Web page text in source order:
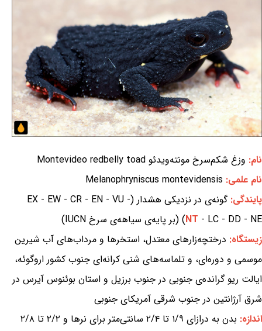
نام: وزغ شکم‌سرخ مونته‌ویدئو Montevideo redbelly toad
نام علمی: Melanophryniscus montevidensis
پایندگی:گونه‌ی در نزدیکی هشدار (EX - EW - CR - EN - VU -
NT - LC - DD - NE) (بر پایه‌ی سیاهه‌ی سرخ IUCN)
زیستگاه: درختچه‌زارهای معتدل، استخرها و مرداب‌های آب شیرین
موسمی و دوره‌ای، و تلماسه‌های شنی کرانه‌ای جنوب کشور اروگوئه،
ایالت ریو گرانده‌ی جنوبی در جنوب برزیل و استان بوئنوس آیرس در
شرق آرژانتین در جنوب شرقی آمریکای جنوبی
اندازه:
بدن به درازای ۱/۹ تا ۲/۴ سانتی‌متر برای نرها و ۲/۲ تا ۲/۸